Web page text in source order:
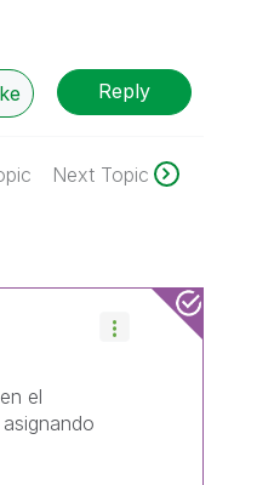
Reply
Next Topic
el